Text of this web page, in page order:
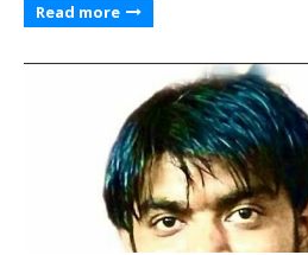
Read more